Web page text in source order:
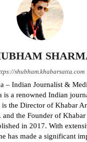
shubham.khabarsatta.com
– Indian Journalist &
is a renowned Indian
is the Director of Khabar
the Founder of Khabar
in 2017. With
has made a significant